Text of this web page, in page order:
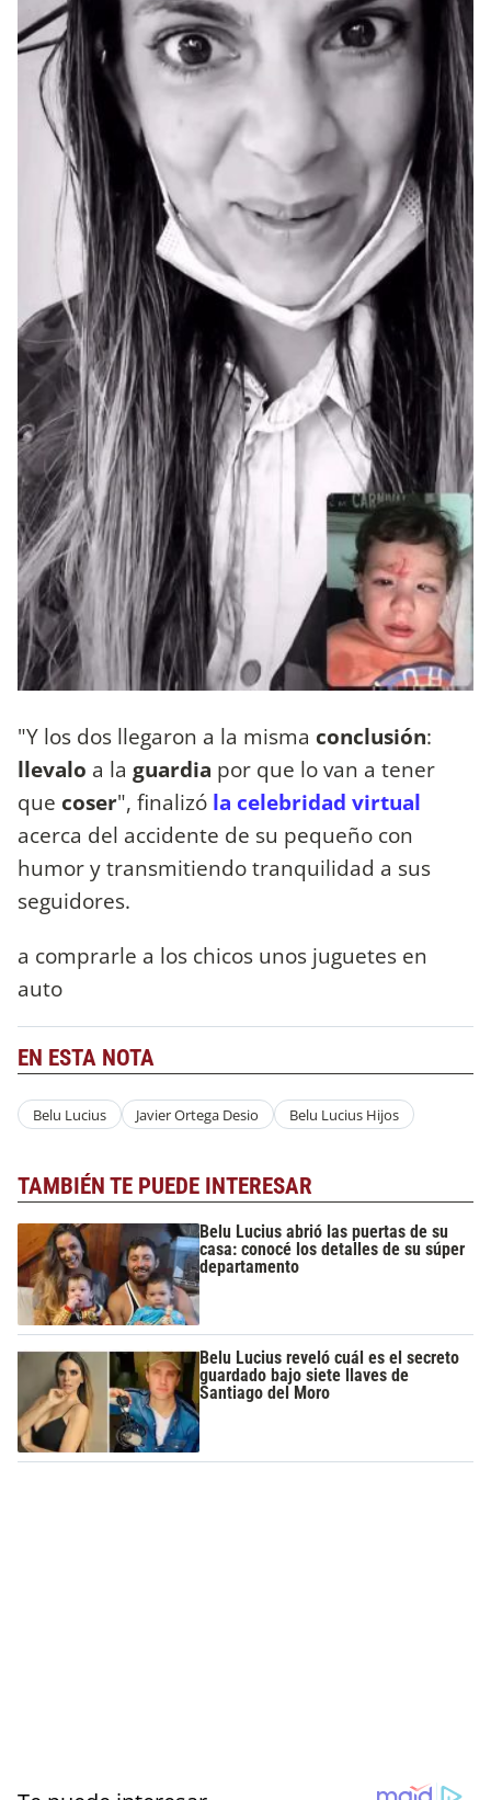
"Y los dos llegaron a la misma conclusión:
llevalo a la guardia por que lo van a tener
que coser", finalizó la celebridad virtual
acerca del accidente de su pequeño con
humor y transmitiendo tranquilidad a sus
seguidores.
a comprarle a los chicos unos juguetes en
auto
EN ESTA NOTA
Belu Lucius Javier Ortega Desio Belu Lucius Hijos
TAMBIÉN TE PUEDE INTERESAR
Belu Lucius abrió las puertas de su
casa: conocé los detalles de su súper
departamento
Belu Lucius reveló cuál es el secreto
guardado bajo siete llaves de
Santiago del Moro